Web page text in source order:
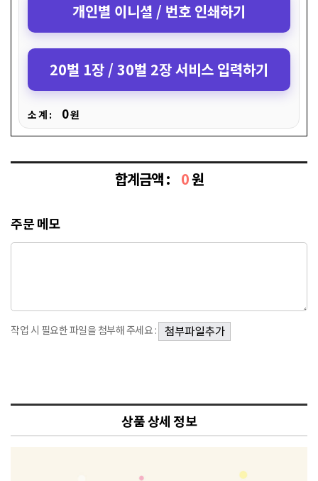
개인별 이니셜 / 번호 인쇄하기
20벌 1장 / 30벌 2장 서비스 입력하기
소 계 : 0원
합계금액 : 0원
주문 메모
작업 시 필요한 파일을 첨부해 주세요 :
상품 상세 정보